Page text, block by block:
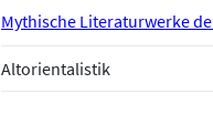
Mythische Literaturwerke
Altorientalistik